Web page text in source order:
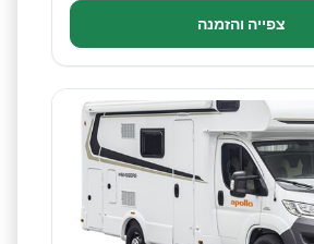
צפייה והזמנה